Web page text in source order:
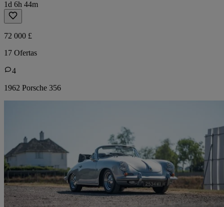
1d 6h 44m
72 000 £
17 Ofertas
4
1962 Porsche 356